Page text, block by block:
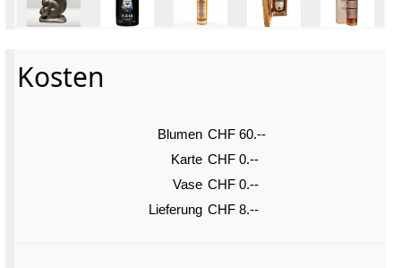
Kosten
Blumen CHF 60.--
Karte CHF 0.--
Vase CHF 0.--
Lieferung CHF 8.--